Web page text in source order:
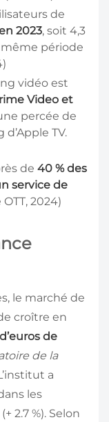
de
2023, soit 4,3
période
vidéo est
Video et
percée de
TV.
de 40 % des
service de
2024)
le marché de
croître en
de
de la
a
les
2.7 %). Selon